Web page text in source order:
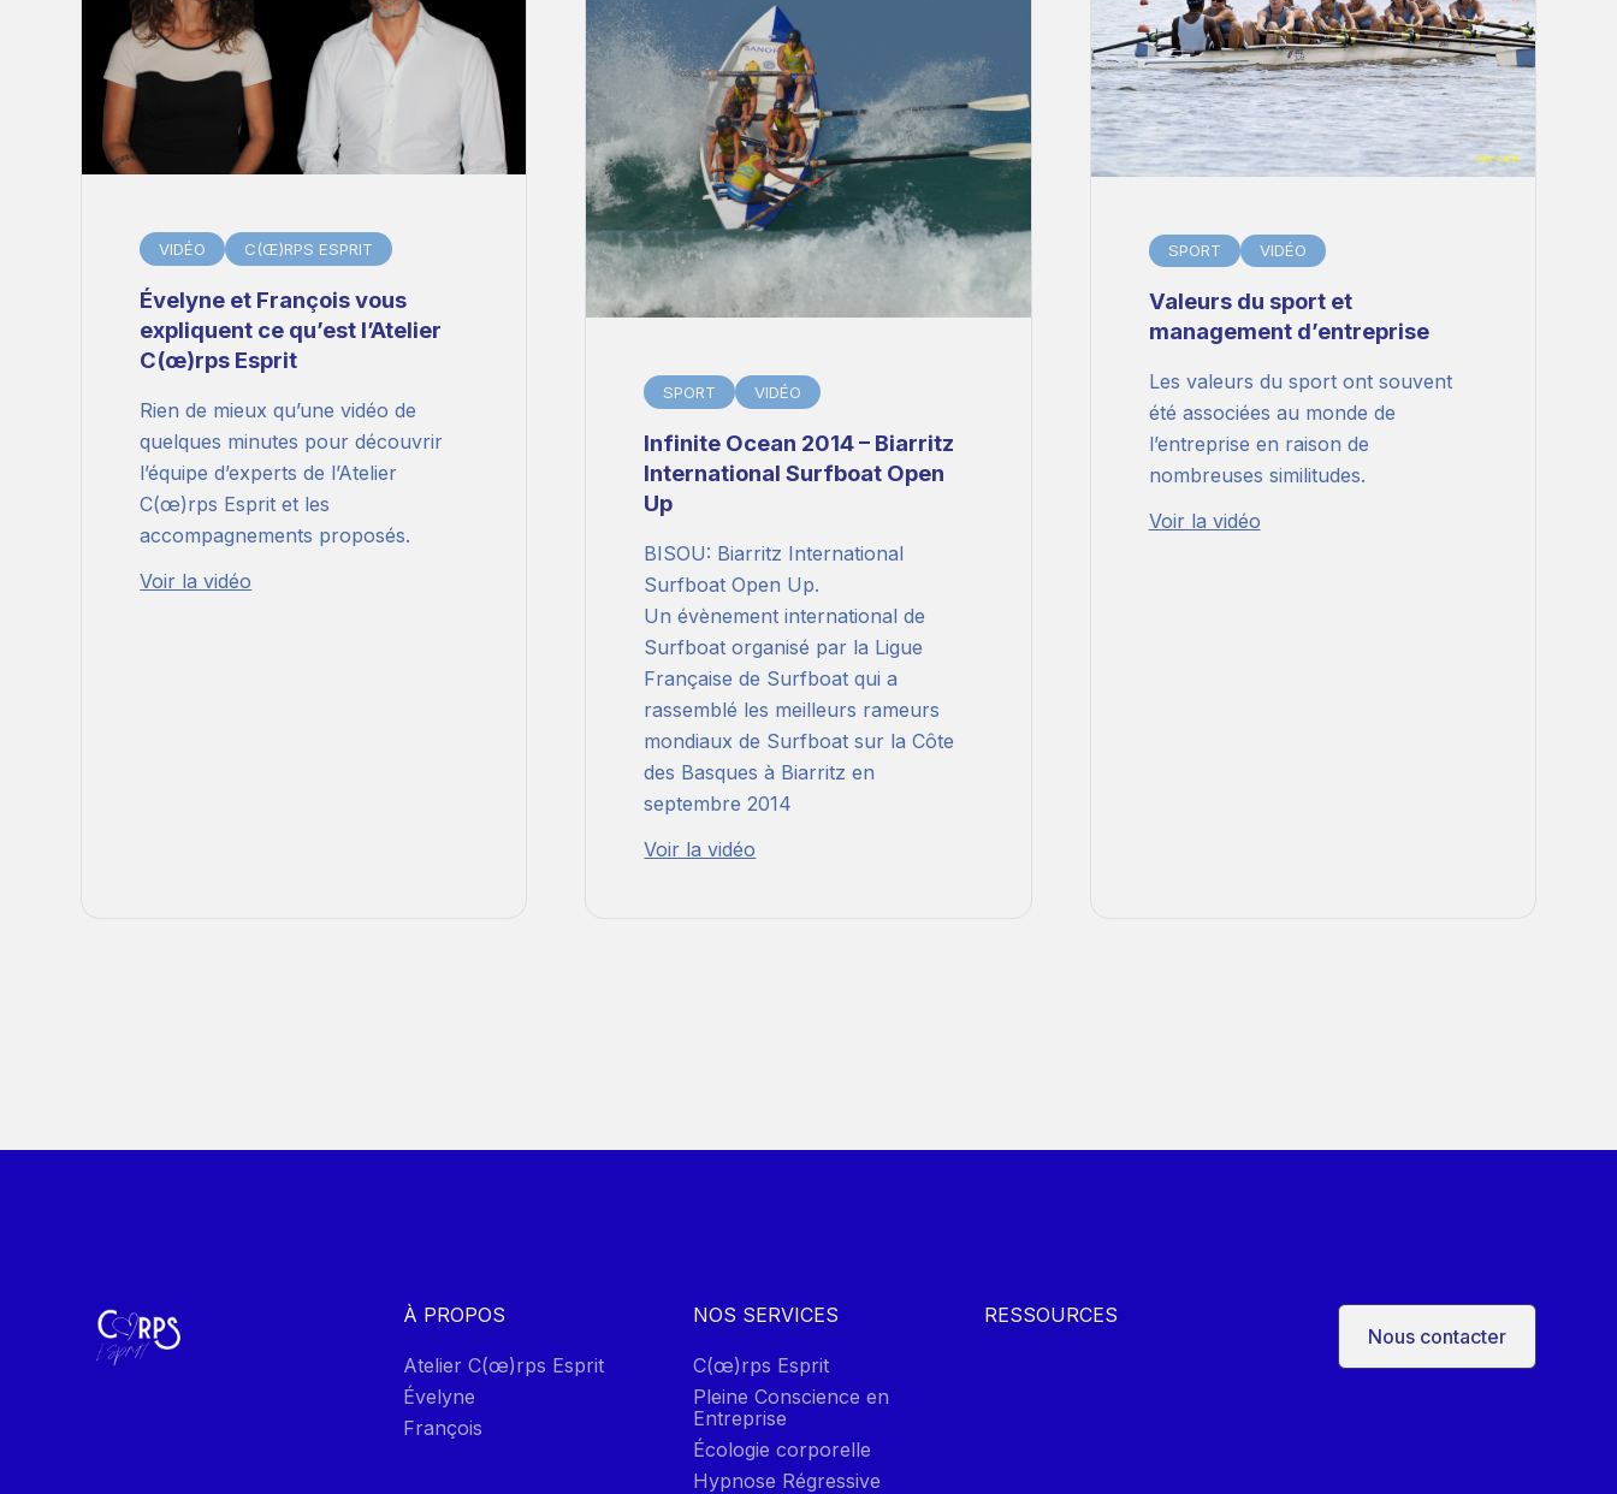
VIDÉO C(Œ)RPS ESPRIT
Évelyne et François vous
expliquent ce qu’est l’Atelier
C(œ)rps Esprit
Rien de mieux qu’une vidéo de
quelques minutes pour découvrir
l’équipe d’experts de l’Atelier
C(œ)rps Esprit et les
accompagnements proposés.
Voir la vidéo
SPORT VIDÉO
Infinite Ocean 2014 – Biarritz
International Surfboat Open
Up
BISOU: Biarritz International
Surfboat Open Up.
Un évènement international de
Surfboat organisé par la Ligue
Française de Surfboat qui a
rassemblé les meilleurs rameurs
mondiaux de Surfboat sur la Côte
des Basques à Biarritz en
septembre 2014
Voir la vidéo
SPORT VIDÉO
Valeurs du sport et
management d’entreprise
Les valeurs du sport ont souvent
été associées au monde de
l’entreprise en raison de
nombreuses similitudes.
Voir la vidéo
À PROPOS
Atelier C(œ)rps Esprit
Évelyne
François
NOS SERVICES
C(œ)rps Esprit
Pleine Conscience en
Entreprise
Écologie corporelle
Hypnose Régressive
RESSOURCES
Nous contacter